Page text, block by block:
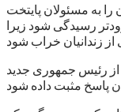
به مسئولان پایتخت
زودتر رسیدگی شود زیرا
از رئیس جمهوری جدید